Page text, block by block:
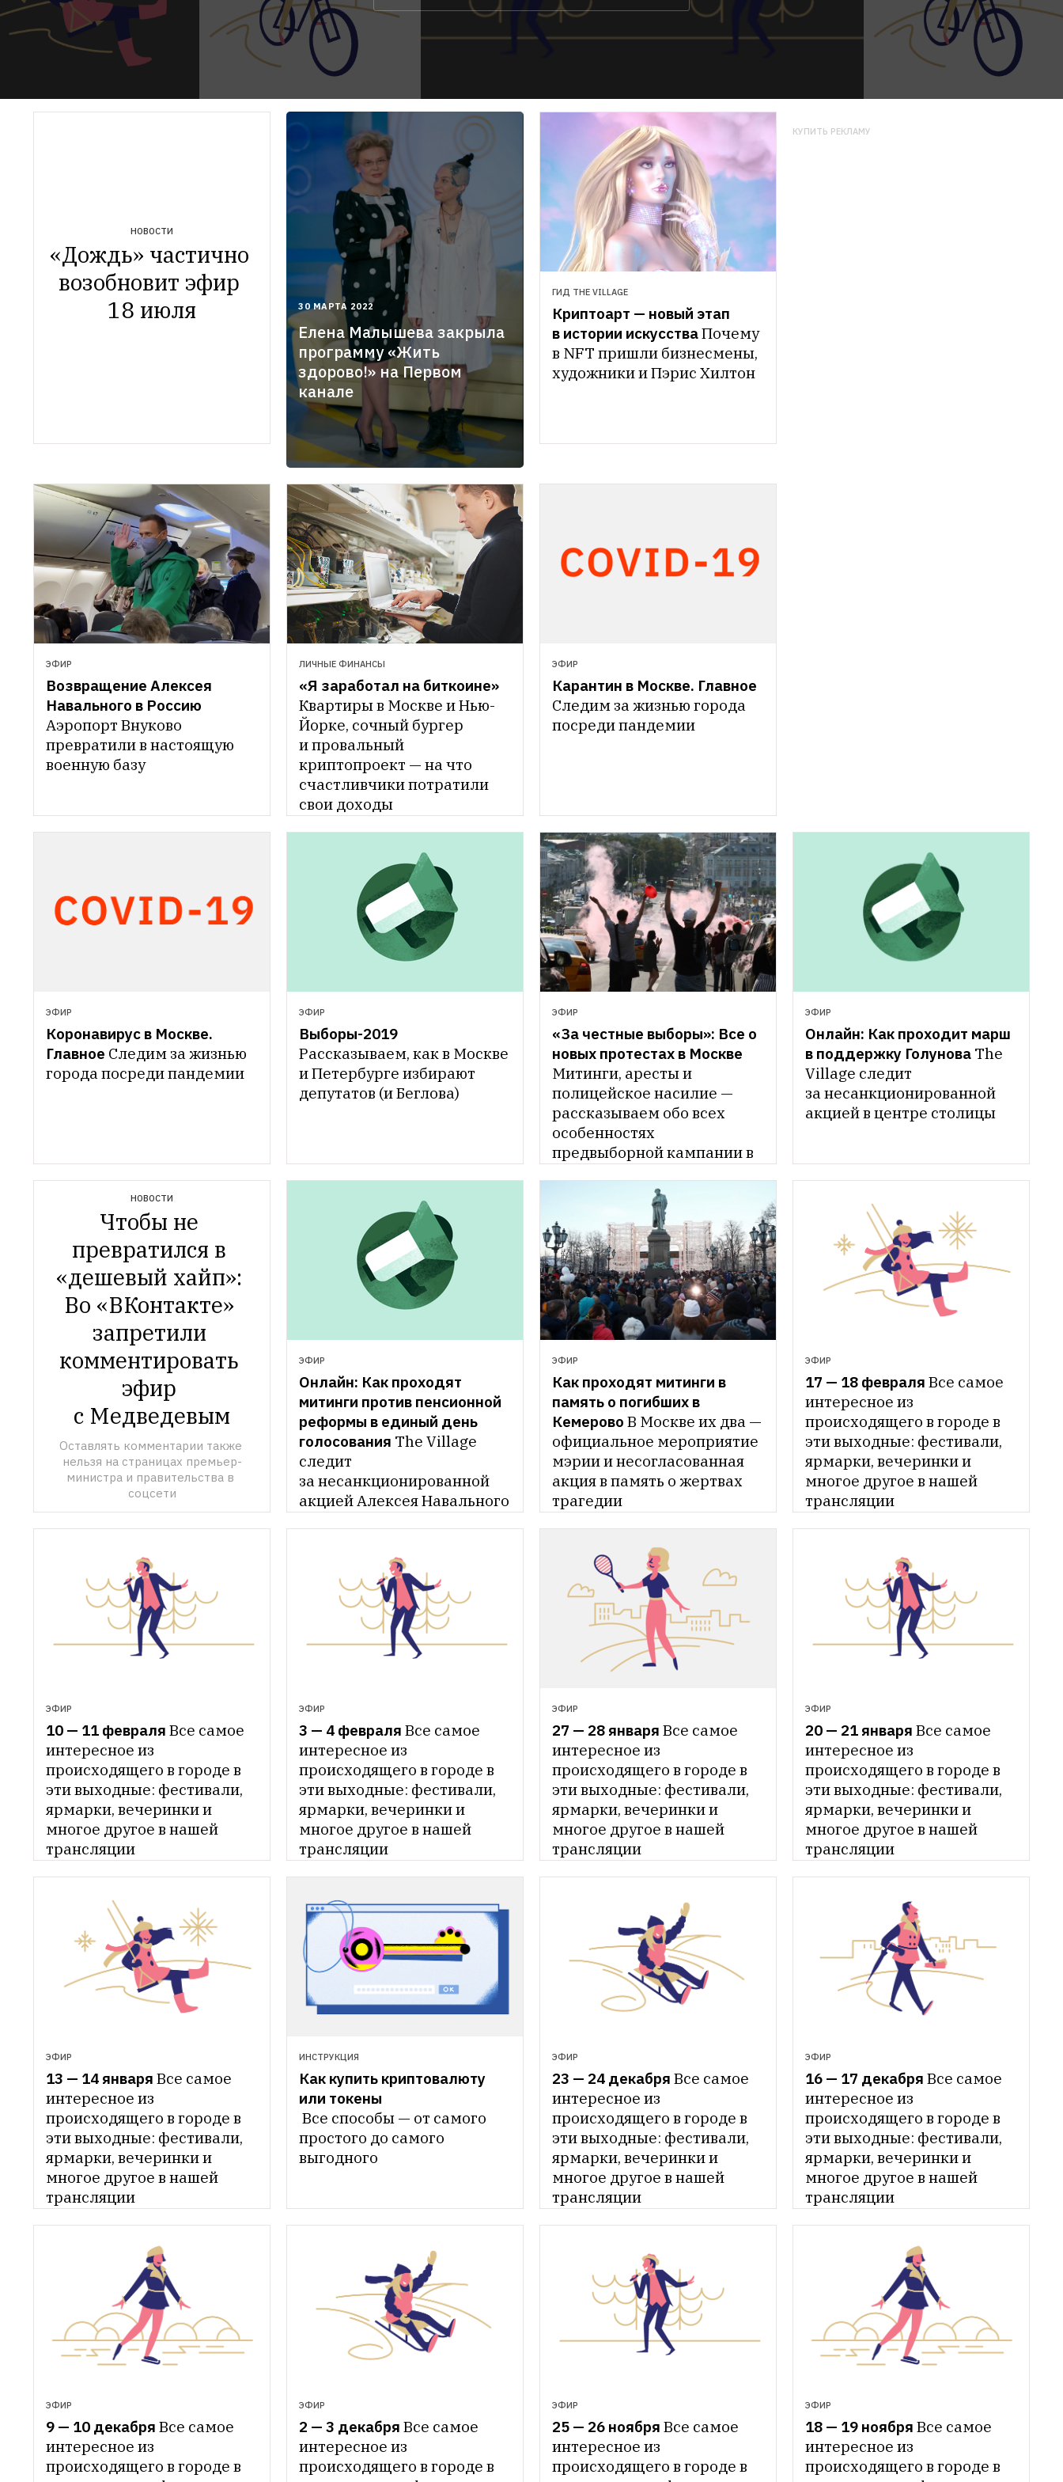
КУПИТЬ РЕКЛАМУ
НОВОСТИ
«Дождь» частично
возобновит эфир
18 июля
2022-
30T16:22:17.000+03:00
30 МАРТА 2022
Елена Малышева закрыла
программу «Жить
здорово!» на Первом
канале
ГИД THE VILLAGE
Криптоарт — новый этап
в истории искусстваПочему
в NFT пришли бизнесмены,
художники и Пэрис Хилтон
ЭФИР
Возвращение Алексея
Аэропорт Внуково
превратили в настоящую
военную базу
ЛИЧНЫЕ ФИНАНСЫ
«Я заработал на биткоине»
Квартиры в Москве и Нью-
Йорке, сочный бургер
и провальный
криптопроект — на что
счастливчики потратили
свои доходы
ЭФИР
Карантин в Москве. Главное
Следим за жизнью города
посреди пандемии
ЭФИР
Коронавирус в Москве.
Главное Следим за жизнью
города посреди пандемии
ЭФИР
Выборы-2019
Рассказываем, как в Москве
и Петербурге избирают
депутатов (и Беглова)
ЭФИР
«За честные выборы»: Все о
новых протестах в Москве
Митинги, аресты и
полицейское насилие —
рассказываем обо всех
особенностях
предвыборной кампании в
ЭФИР
Онлайн: Как проходит марш
в поддержку Голунова The
Village следит
за несанкционированной
акцией в центре столицы
НОВОСТИ
Чтобы не
превратился в
«дешевый хайп»:
Во «ВКонтакте»
запретили
комментировать
эфир
с Медведевым
Оставлять комментарии также
нельзя на страницах премьер-
министра и правительства в
соцсети
ЭФИР
Онлайн: Как проходят
митинги против пенсионной
реформы в единый день
голосования The Village
следит
за несанкционированной
акцией Алексея Навального
ЭФИР
Как проходят митинги в
память о погибших в
Кемерово В Москве их два —
официальное мероприятие
мэрии и несогласованная
акция в память о жертвах
трагедии
ЭФИР
17 — 18 февраля Все самое
интересное из
происходящего в городе в
эти выходные: фестивали,
ярмарки, вечеринки и
многое другое в нашей
трансляции
ЭФИР
10 — 11 февраля Все самое
интересное из
происходящего в городе в
эти выходные: фестивали,
ярмарки, вечеринки и
многое другое в нашей
трансляции
ЭФИР
3 — 4 февраля Все самое
интересное из
происходящего в городе в
эти выходные: фестивали,
ярмарки, вечеринки и
многое другое в нашей
трансляции
ЭФИР
27 — 28 января Все самое
интересное из
происходящего в городе в
эти выходные: фестивали,
ярмарки, вечеринки и
многое другое в нашей
трансляции
ЭФИР
20 — 21 января Все самое
интересное из
происходящего в городе в
эти выходные: фестивали,
ярмарки, вечеринки и
многое другое в нашей
трансляции
ЭФИР
13 — 14 января Все самое
интересное из
происходящего в городе в
эти выходные: фестивали,
ярмарки, вечеринки и
многое другое в нашей
трансляции
ИНСТРУКЦИЯ
Как купить криптовалюту
Все способы — от самого
простого до самого
выгодного
ЭФИР
23 — 24 декабря Все самое
интересное из
происходящего в городе в
эти выходные: фестивали,
ярмарки, вечеринки и
многое другое в нашей
трансляции
ЭФИР
16 — 17 декабря Все самое
интересное из
происходящего в городе в
эти выходные: фестивали,
ярмарки, вечеринки и
многое другое в нашей
трансляции
ЭФИР
9 — 10 декабря Все самое
интересное из
происходящего в городе в
ЭФИР
2 — 3 декабря Все самое
интересное из
происходящего в городе в
ЭФИР
25 — 26 ноября Все самое
интересное из
происходящего в городе в
ЭФИР
18 — 19 ноября Все самое
интересное из
происходящего в городе в